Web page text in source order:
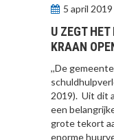
5 april 2019
U ZEGT
KRAAN
,,De
2019). Uit dit
een
grote tekort
enorme